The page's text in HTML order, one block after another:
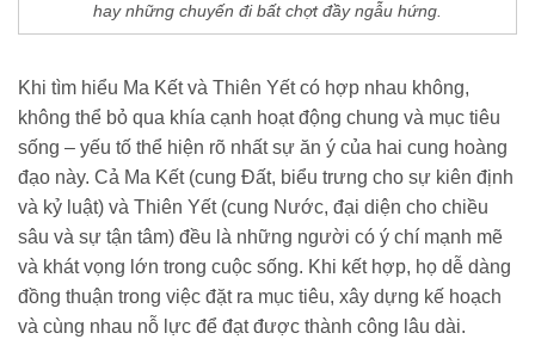
hay những chuyến đi bất chợt đầy ngẫu hứng.
Khi tìm hiểu Ma Kết và Thiên Yết có hợp nhau không,
không thể bỏ qua khía cạnh hoạt động chung và mục tiêu
sống – yếu tố thể hiện rõ nhất sự ăn ý của hai cung hoàng
đạo này. Cả Ma Kết (cung Đất, biểu trưng cho sự kiên định
và kỷ luật) và Thiên Yết (cung Nước, đại diện cho chiều
sâu và sự tận tâm) đều là những người có ý chí mạnh mẽ
và khát vọng lớn trong cuộc sống. Khi kết hợp, họ dễ dàng
đồng thuận trong việc đặt ra mục tiêu, xây dựng kế hoạch
và cùng nhau nỗ lực để đạt được thành công lâu dài.